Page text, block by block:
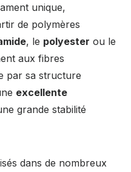
unique,
de polymères
, le polyester ou le
aux fibres
par sa structure
excellente
grande stabilité
dans de nombreux